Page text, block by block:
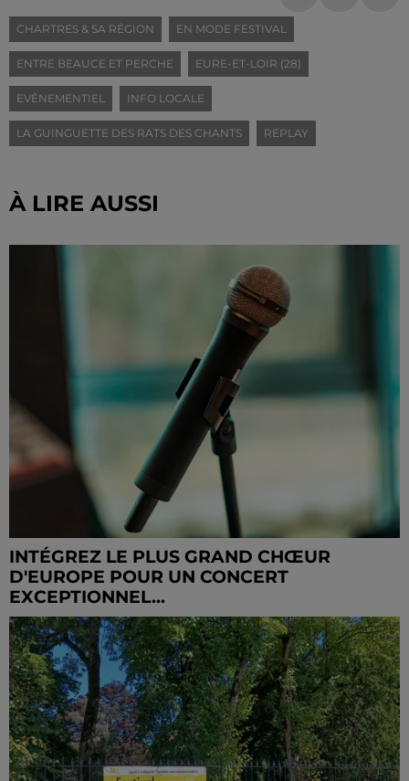
CHARTRES & SA RÉGION EN MODE FESTIVAL
ENTRE BEAUCE ET PERCHE EURE-ET-LOIR (28)
EVÈNEMENTIEL INFO LOCALE
LA GUINGUETTE DES RATS DES CHANTS REPLAY
À LIRE AUSSI
INTÉGREZ LE PLUS GRAND CHŒUR
D'EUROPE POUR UN CONCERT
EXCEPTIONNEL...